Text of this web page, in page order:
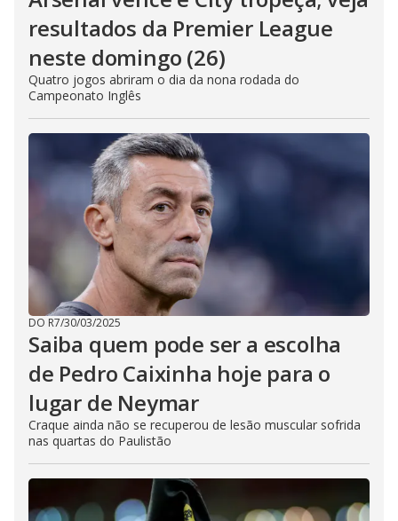
resultados da Premier League
neste domingo (26)
Quatro jogos abriram o dia da nona rodada do
Campeonato Inglês
DO R7/30/03/2025
Saiba quem pode ser a escolha
de Pedro Caixinha hoje para o
lugar de Neymar
Craque ainda não se recuperou de lesão muscular sofrida
nas quartas do Paulistão